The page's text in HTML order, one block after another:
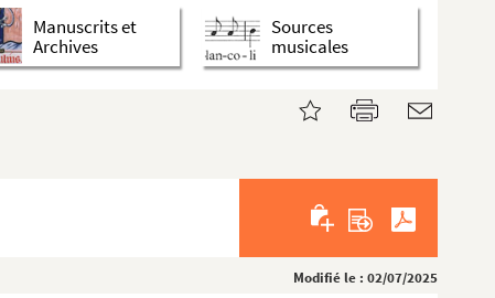
Manuscrits et
Archives
Sources
musicales
Modifié le : 02/07/2025